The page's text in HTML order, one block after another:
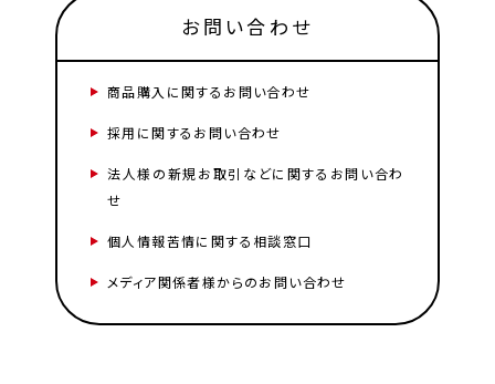
お問い合わせ
商品購入に関するお問い合わせ
採用に関するお問い合わせ
法人様の新規お取引などに関するお問い合わ
せ
個人情報苦情に関する相談窓口
メディア関係者様からのお問い合わせ